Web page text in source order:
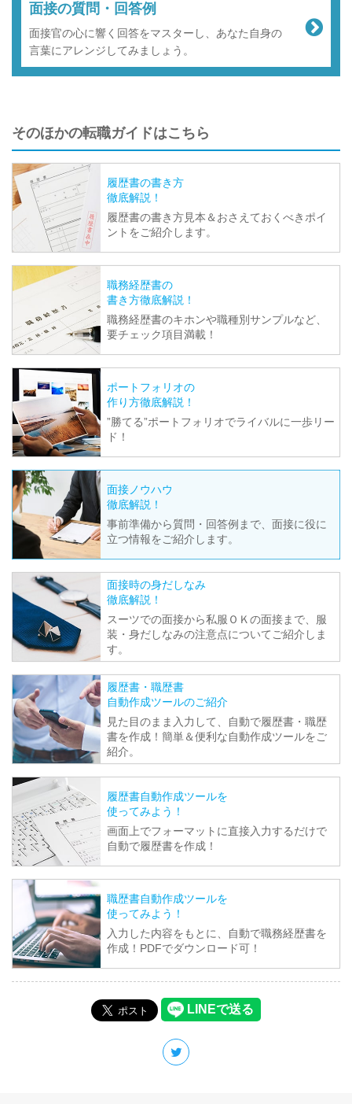
面接の質問・回答例
面接官の心に響く回答をマスターし、あなた自身の
言葉にアレンジしてみましょう。
そのほかの転職ガイドはこちら
履歴書の書き方
徹底解説！
履歴書の書き方見本＆おさえておくべきポイ
ントをご紹介します。
職務経歴書の
書き方徹底解説！
職務経歴書のキホンや職種別サンプルなど、
要チェック項目満載！
ポートフォリオの
作り方徹底解説！
”勝てる”ポートフォリオでライバルに一歩リー
ド！
面接ノウハウ
徹底解説！
事前準備から質問・回答例まで、面接に役に
立つ情報をご紹介します。
面接時の身だしなみ
徹底解説！
スーツでの面接から私服ＯＫの面接まで、服
装・身だしなみの注意点についてご紹介しま
す。
履歴書・職歴書
自動作成ツールのご紹介
見た目のまま入力して、自動で履歴書・職歴
書を作成！簡単＆便利な自動作成ツールをご
紹介。
履歴書自動作成ツールを
使ってみよう！
画面上でフォーマットに直接入力するだけで
自動で履歴書を作成！
職歴書自動作成ツールを
使ってみよう！
入力した内容をもとに、自動で職務経歴書を
作成！PDFでダウンロード可！